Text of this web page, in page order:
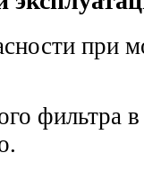
при
фильтра